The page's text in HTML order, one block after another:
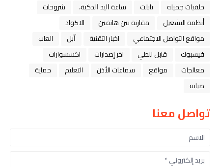
خلفيات جميله
تابلت ﺳﺎﻋﺔ ﺍﻟﻴﺪ ﺍﻟﺬﻛﻴﺔ،
شروحات
أنظمة التشغيل
مقارنة بين هاتفين
الاكواد
مواقع التواصل الاجتماعي
اخبار التقنية ﺁﺑﻞ
العاب
فيسبوك
قابل للطي آخر إصدارات
اكسسوارات
معالجات
مواقع سماعات الأذن التعليم
حماية
صيانة
تواصل معنا